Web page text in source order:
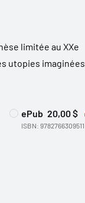
limitée au XXe
utopies imaginées
ePub 20,00 $
ISBN: 9782766309511